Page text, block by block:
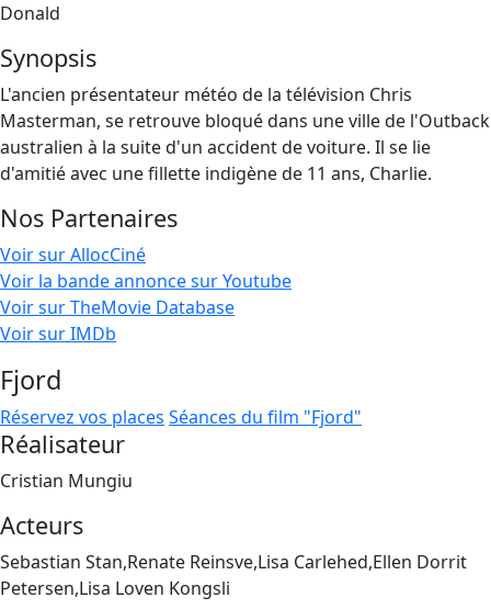
Donald
Synopsis
L'ancien présentateur météo de la télévision Chris
Masterman, se retrouve bloqué dans une ville de l'Outback
australien à la suite d'un accident de voiture. Il se lie
d'amitié avec une fillette indigène de 11 ans, Charlie.
Nos Partenaires
Voir sur AllocCiné
Voir la bande annonce sur Youtube
Voir sur TheMovie Database
Voir sur IMDb
Fjord
Réservez vos places Séances du film "Fjord"
Réalisateur
Cristian Mungiu
Acteurs
Sebastian Stan,Renate Reinsve,Lisa Carlehed,Ellen Dorrit
Petersen,Lisa Loven Kongsli